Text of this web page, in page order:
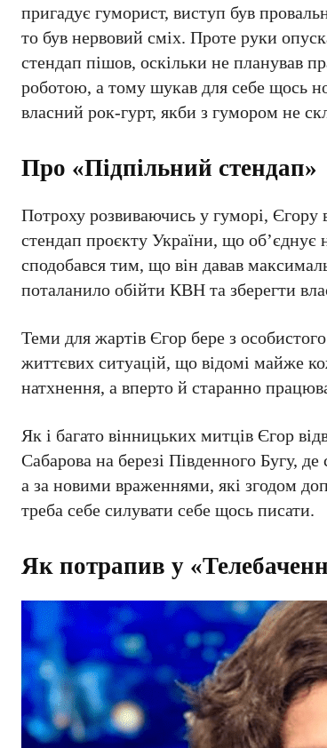
пригадує гуморист, виступ був
то був нервовий сміх. Проте руки
стендап пішов, оскільки не планував
роботою, а тому шукав для себе щось
власний рок-гурт, якби з гумором не
Про «Підпільний стендап»
Потроху розвиваючись у гуморі,
стендап проєкту України, що об’єднує
сподобався тим, що він давав
поталанило обійти КВН та зберегти
Теми для жартів Єгор бере з
життєвих ситуацій, що відомі майже
натхнення, а вперто й старанно
Як і багато вінницьких митців Єгор
Сабарова на березі Південного Бугу,
а за новими враженнями, які згодом
треба себе силувати себе щось писати.
Як потрапив у